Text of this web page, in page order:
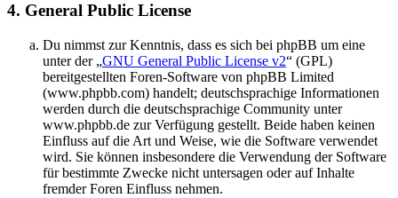
4. General Public License
Du nimmst zur Kenntnis, dass es sich bei phpBB um eine
unter der „GNU General Public License v2“ (GPL)
bereitgestellten Foren-Software von phpBB Limited
(www.phpbb.com) handelt; deutschsprachige Informationen
werden durch die deutschsprachige Community unter
www.phpbb.de zur Verfügung gestellt. Beide haben keinen
Einfluss auf die Art und Weise, wie die Software verwendet
wird. Sie können insbesondere die Verwendung der Software
für bestimmte Zwecke nicht untersagen oder auf Inhalte
fremder Foren Einfluss nehmen.